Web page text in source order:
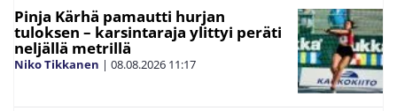
Pinja Kärhä pamautti hurjan
tuloksen – karsintaraja ylittyi peräti
neljällä metrillä
Niko Tikkanen | 08.08.2026 11:17